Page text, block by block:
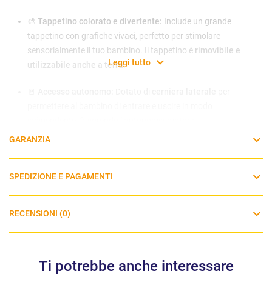
🎨 Tappetino colorato e divertente: Include un grande
tappetino con grafiche vivaci, perfetto per stimolare
sensorialmente il tuo bambino. Il tappetino è rimovibile e
utilizzabile anche a terra.
bambino a tirarsi su e a sviluppare equilibrio e forza.
per casa, viaggi o visite dai nonni.
Leggi tutto
GARANZIA
SPEDIZIONE E PAGAMENTI
RECENSIONI (0)
Ti potrebbe anche interessare